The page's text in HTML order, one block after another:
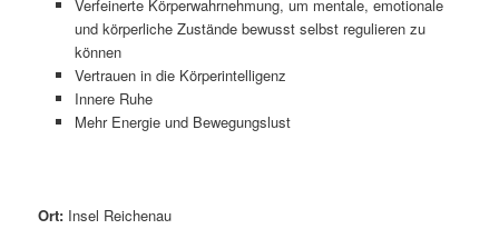
Verfeinerte Körperwahrnehmung, um mentale, emotionale
und körperliche Zustände bewusst selbst regulieren zu
können
Vertrauen in die Körperintelligenz
Innere Ruhe
Mehr Energie und Bewegungslust
Ort: Insel Reichenau